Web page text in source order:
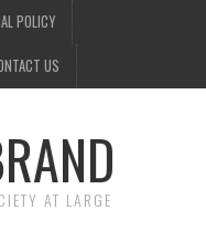
POLICY
US
AT LARGE